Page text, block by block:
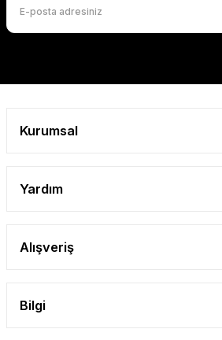
Bu ürüne benzer farklı alternatifler olmalı.
Kurumsal
Yardım
Alışveriş
Bilgi